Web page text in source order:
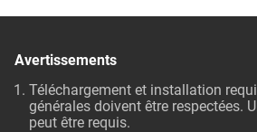
Avertissements
Téléchargement et installation
générales doivent être respectées.
peut être requis.